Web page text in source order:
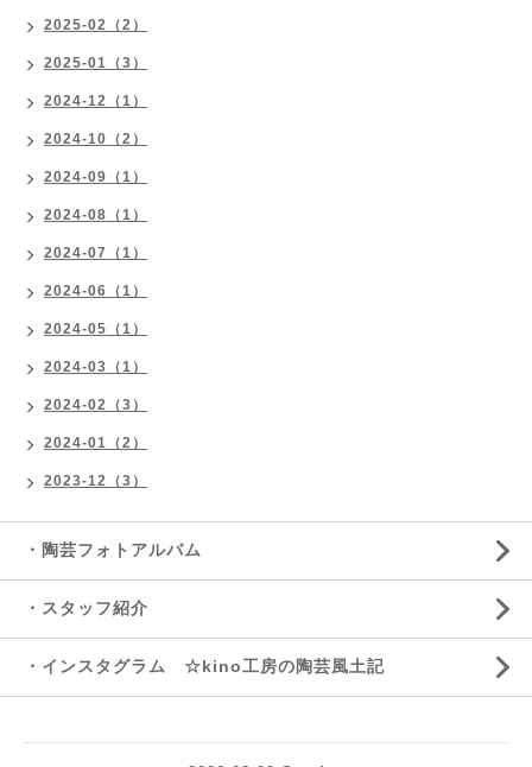
2025-02（2）
2025-01（3）
2024-12（1）
2024-10（2）
2024-09（1）
2024-08（1）
2024-07（1）
2024-06（1）
2024-05（1）
2024-03（1）
2024-02（3）
2024-01（2）
2023-12（3）
・陶芸フォトアルバム
・スタッフ紹介
・インスタグラム ☆kino工房の陶芸風土記